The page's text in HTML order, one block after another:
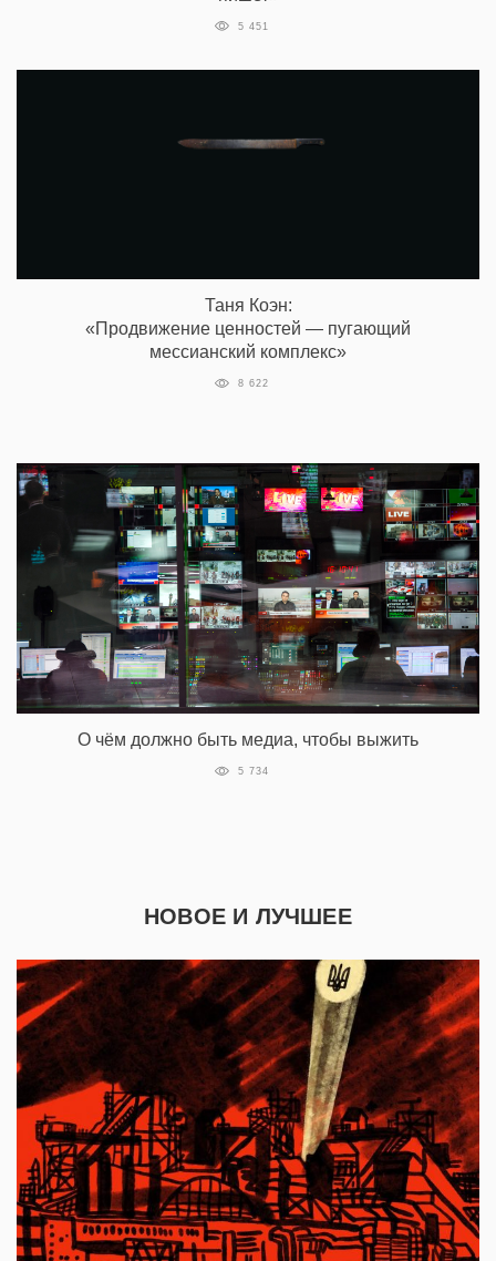
5 451
Таня Коэн:
«Продвижение ценностей — пугающий
мессианский комплекс»
8 622
О чём должно быть медиа, чтобы выжить
5 734
НОВОЕ И ЛУЧШЕЕ